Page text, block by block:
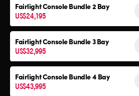
Fairlight ConsoleBundle 2 Bay
US$24,195
Fairlight ConsoleBundle 3 Bay
US$32,995
Fairlight ConsoleBundle 4 Bay
US$43,995